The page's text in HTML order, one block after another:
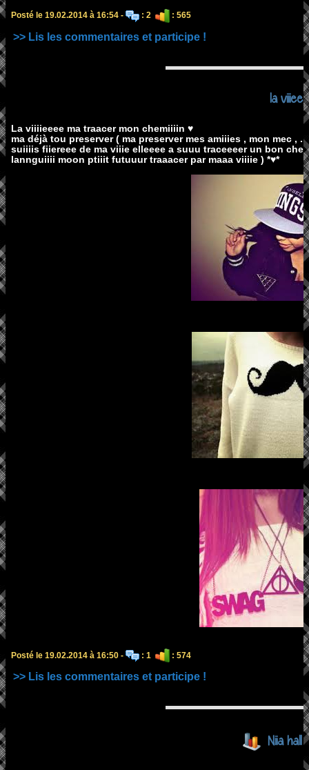
Posté le 19.02.2014 à 16:54 - : 2 : 565
>> Lis les commentaires et participe !
la viiiee
La viiiieeee ma traacer mon chemiiiin ♥
ma déjà tou preserver ( ma preserver mes amiiies , mon mec ,
suiiiis fiiereee de ma viiie elleeee a suuu traceeeer un bon
lannguiiii moon ptiiit futuuur traaacer par maaa viiiie ) *♥*
Posté le 19.02.2014 à 16:50 - : 1 : 574
>> Lis les commentaires et participe !
Niia